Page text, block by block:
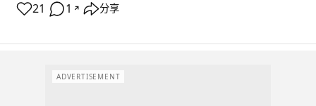
21 1 ↗ 分享
ADVERTISEMENT